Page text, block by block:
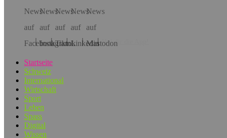
Hol dir die App!
Startseite
Schweiz
International
Wirtschaft
Sport
Leben
Spass
Digital
Wissen